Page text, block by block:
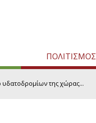
ΠΟΛΙΤΙΣΜΟΣ
υδατοδρομίων της χώρας...